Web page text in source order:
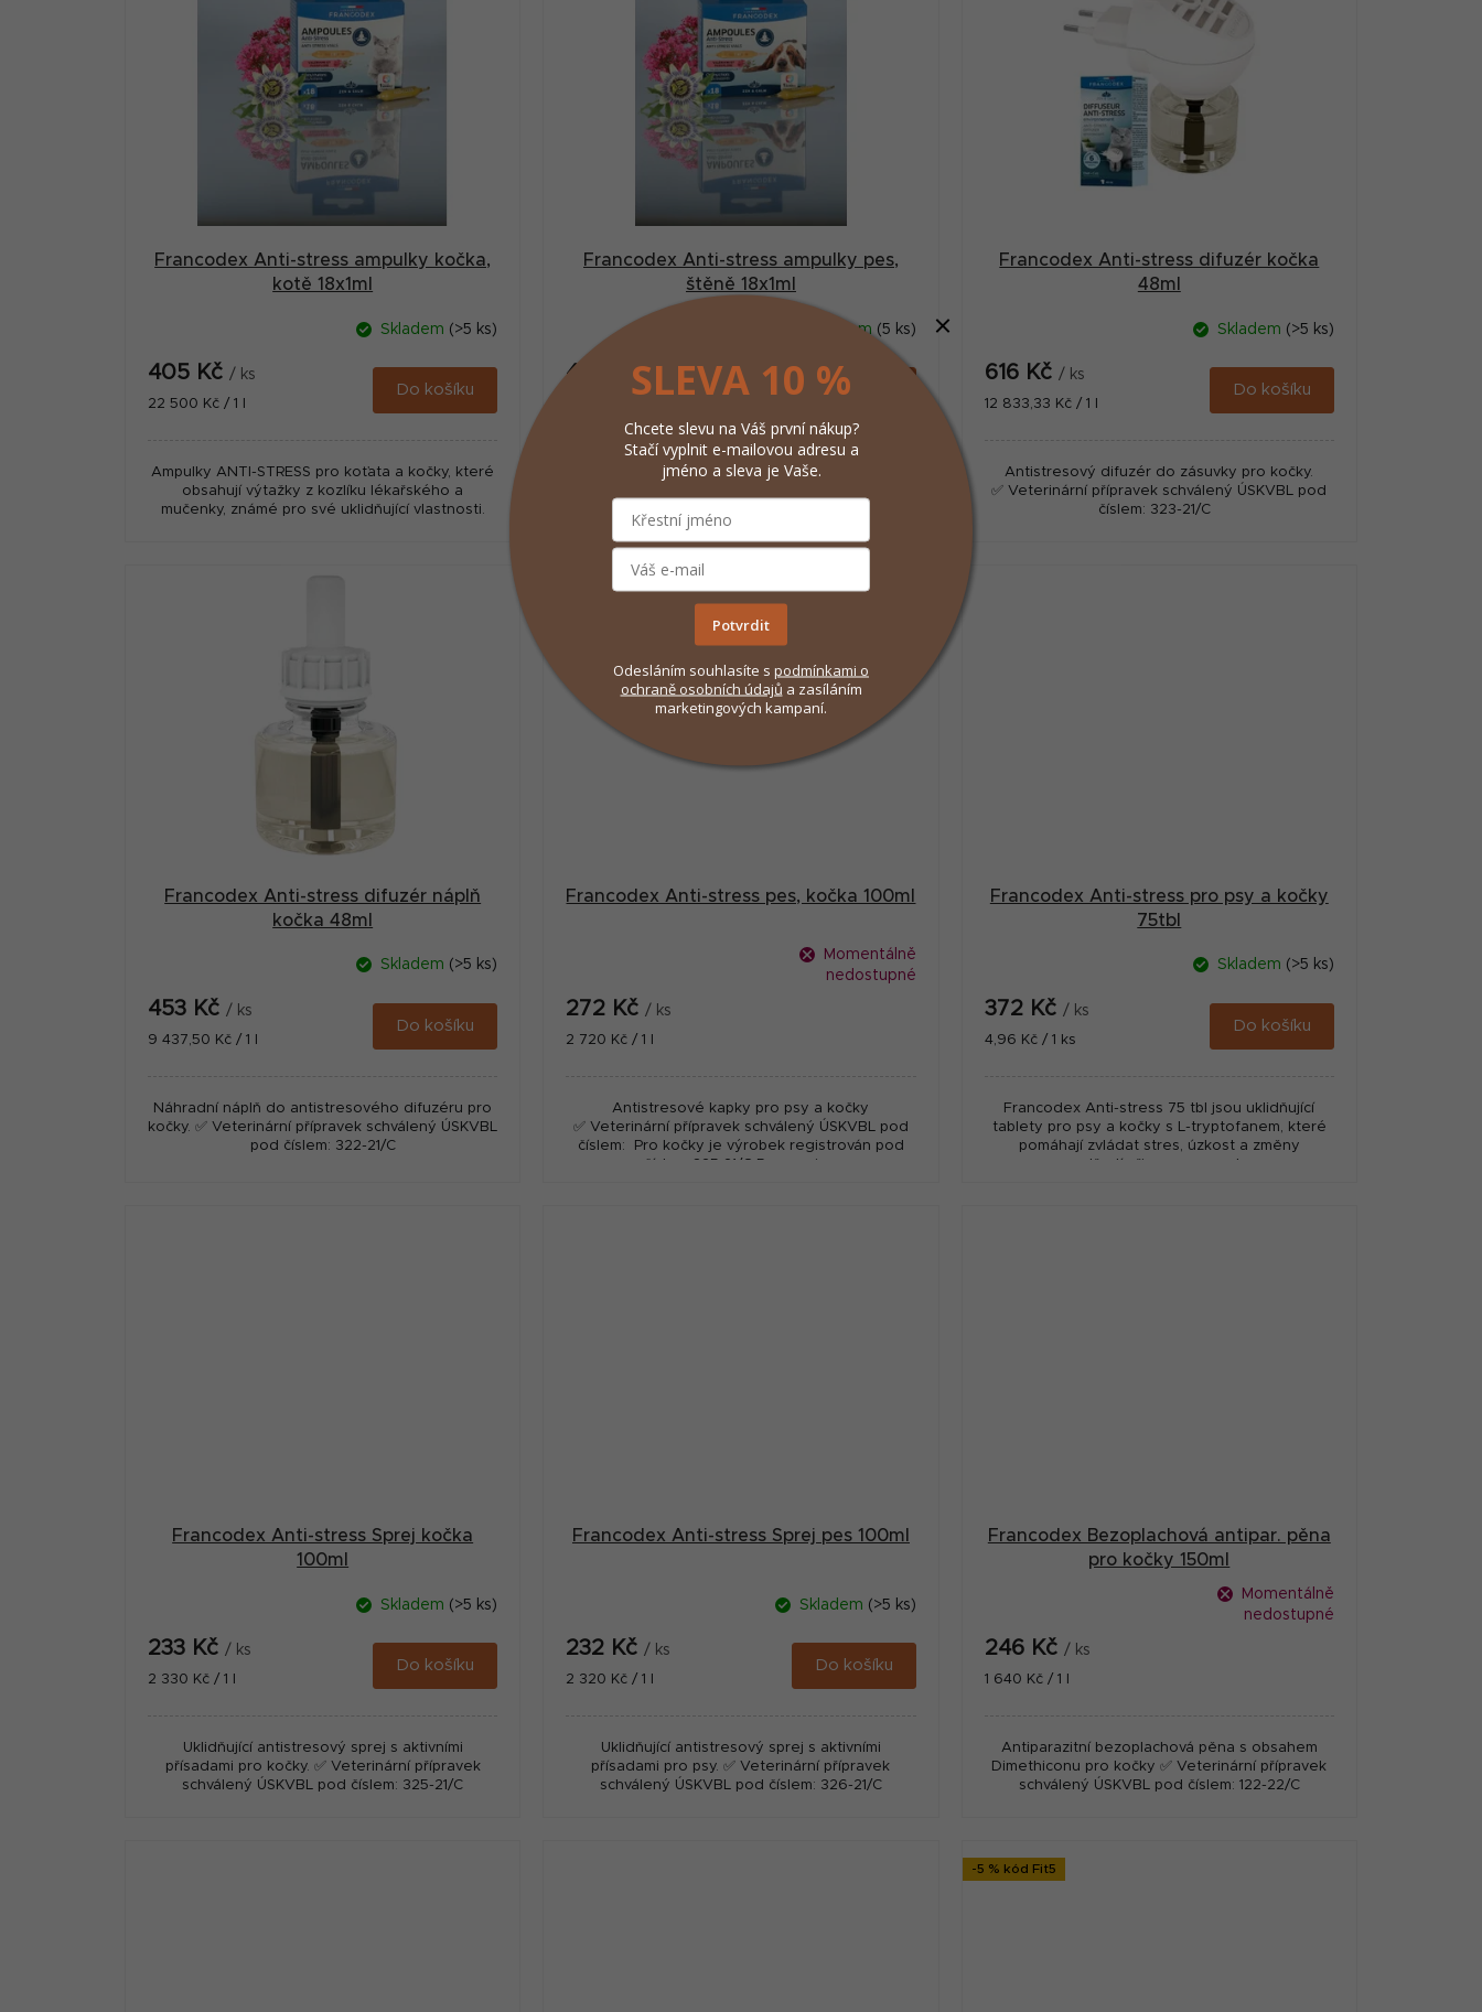
Francodex Anti-stress ampulky kočka,
kotě 18x1ml
Skladem (>5 ks)
405 Kč / ks
Měrná
22 500 Kč / 1 l
Do košíku
Ampulky ANTI-STRESS pro koťata a kočky, které
obsahují výtažky z kozlíku lékařského a
mučenky, známé pro své uklidňující vlastnosti.
Francodex Anti-stress ampulky pes,
štěně 18x1ml
Skladem (5 ks)
405 Kč/ ks
Do košíku
Ampulky ANTI-STRESS pro štěňata a psy, které
Francodex Anti-stress difuzér kočka
48ml
Skladem (>5 ks)
616 Kč / ks
Měrná
12 833,33 Kč / 1 l
Do košíku
Antistresový difuzér do zásuvky pro kočky.
✅ Veterinární přípravek schválený ÚSKVBL pod
číslem: 323-21/C
Francodex Anti-stress difuzér náplň
kočka 48ml
Skladem (>5 ks)
453 Kč / ks
Měrná
9 437,50 Kč / 1 l
Do košíku
Náhradní náplň do antistresového difuzéru pro
kočky. ✅ Veterinární přípravek schválený ÚSKVBL
pod číslem: 322-21/C
-5 % kód Fit5
Francodex Anti-stress pes, kočka 100ml
Momentálně
nedostupné
272 Kč / ks
Měrná
2 720 Kč / 1 l
Antistresové kapky pro psy a kočky
✅ Veterinární přípravek schválený ÚSKVBL pod
číslem: Pro kočky je výrobek registrován pod
číslem 325‑21/C Pro psy je...
Francodex Anti-stress pro psy a kočky
75tbl
Skladem (>5 ks)
372 Kč / ks
Měrná
4,96 Kč / 1 ks
Do košíku
Francodex Anti-stress 75 tbl jsou uklidňující
tablety pro psy a kočky s L-tryptofanem, které
pomáhají zvládat stres, úzkost a změny
prostředí přirozenou cestou.
Francodex Anti-stress Sprej kočka
100ml
Skladem (>5 ks)
233 Kč / ks
Měrná
2 330 Kč / 1 l
Do košíku
Uklidňující antistresový sprej s aktivními
přísadami pro kočky. ✅ Veterinární přípravek
schválený ÚSKVBL pod číslem: 325-21/C
Francodex Anti-stress Sprej pes 100ml
Skladem (>5 ks)
232 Kč/ ks
Měrná
2 320 Kč / 1 l
Do košíku
Uklidňující antistresový sprej s aktivními
přísadami pro psy. ✅ Veterinární přípravek
schválený ÚSKVBL pod číslem: 326-21/C
Francodex Bezoplachová antipar. pěna
pro kočky 150ml
Momentálně
nedostupné
246 Kč / ks
Měrná
1 640 Kč / 1 l
Antiparazitní bezoplachová pěna s obsahem
Dimethiconu pro kočky ✅ Veterinární přípravek
schválený ÚSKVBL pod číslem: 122-22/C
-5 % kód Fit5
SLEVA 10 %
Chcete slevu na Váš první nákup?
Stačí vyplnit e-mailovou adresu a
jméno a sleva je Vaše.
Potvrdit
Odesláním souhlasíte s podmínkami o
ochraně osobních údajů a zasíláním
marketingových kampaní.